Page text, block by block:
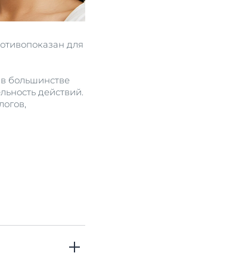
для
большинстве
действий.